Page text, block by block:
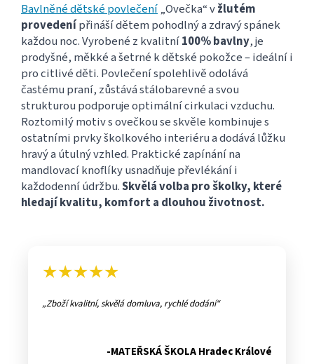
Bavlněné dětské povlečení„Ovečka“ vžlutém
provedenípřináší dětem pohodlný a zdravý spánek
každou noc. Vyrobené z kvalitní100% bavlny, je
prodyšné, měkké a šetrné k dětské pokožce – ideální i
pro citlivé děti. Povlečení spolehlivě odolává
častému praní, zůstává stálobarevné a svou
strukturou podporuje optimální cirkulaci vzduchu.
Roztomilý motiv s ovečkou se skvěle kombinuje s
ostatními prvky školkového interiéru a dodává lůžku
hravý a útulný vzhled. Praktické zapínání na
mandlovací knoflíky usnadňuje převlékání i
každodenní údržbu.Skvělá volba pro školky, které
hledají kvalitu, komfort a dlouhou životnost.
★★★★★
Zboží kvalitní, skvělá domluva, rychlé dodání
-MATEŘSKÁ ŠKOLA Hradec Králové